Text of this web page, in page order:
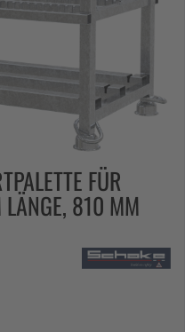
FÜR
810 MM